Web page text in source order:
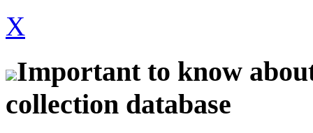
X
Important to know
collection database